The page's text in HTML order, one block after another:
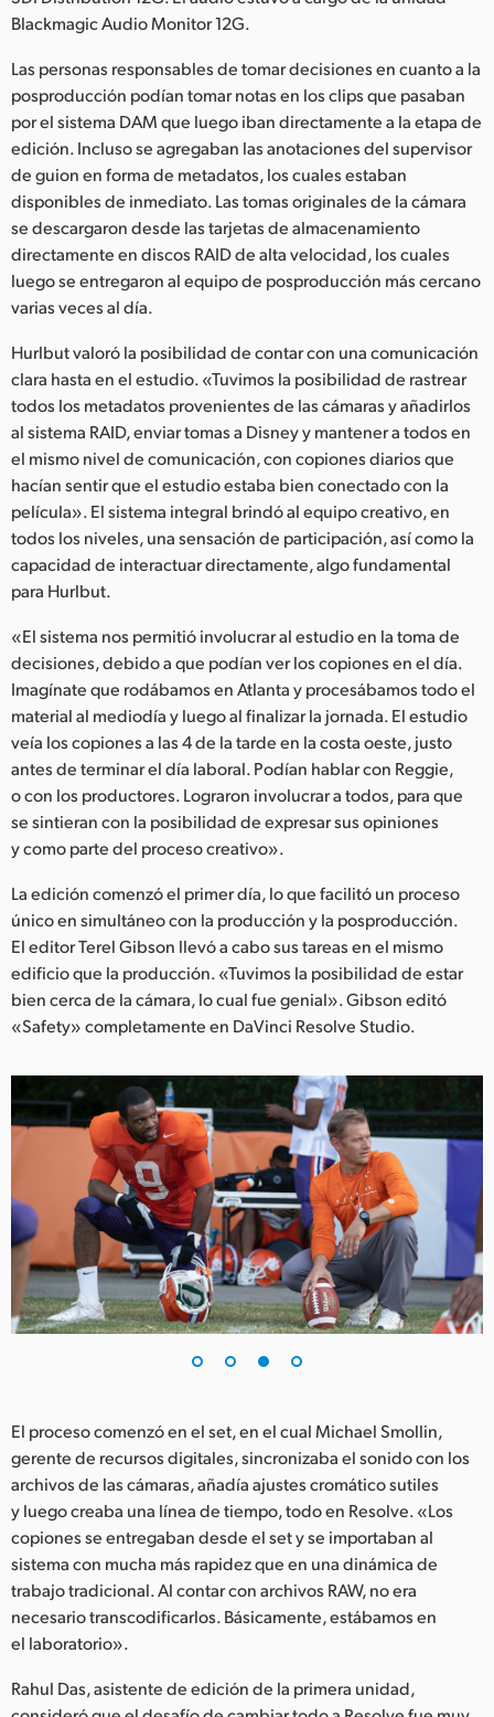
Blackmagic Audio Monitor 12G.
Las personas responsables de tomar decisiones en cuanto a la
posproducción podían tomar notas en los clips que pasaban
por el sistema DAM que luego iban directamente a la etapa de
edición. Incluso se agregaban las anotaciones del supervisor
de guion en forma de metadatos, los cuales estaban
disponibles de inmediato. Las tomas originales de la cámara
se descargaron desde las tarjetas de almacenamiento
directamente en discos RAID de alta velocidad, los cuales
luego se entregaron al equipo de posproducción más cercano
varias veces al día.
Hurlbut valoró la posibilidad de contar con una comunicación
clara hasta en el estudio. «Tuvimos la posibilidad de rastrear
todos los metadatos provenientes de las cámaras y añadirlos
al sistema RAID, enviar tomas a Disney y mantener a todos en
el mismo nivel de comunicación, con copiones diarios que
hacían sentir que el estudio estaba bien conectado con la
película». El sistema integral brindó al equipo creativo, en
todos los niveles, una sensación de participación, así como la
capacidad de interactuar directamente, algo fundamental
para Hurlbut.
«El sistema nos permitió involucrar al estudio en la toma de
decisiones, debido a que podían ver los copiones en el día.
Imagínate que rodábamos en Atlanta y procesábamos todo el
material al mediodía y luego al finalizar la jornada. El estudio
veía los copiones a las 4 de la tarde en la costa oeste, justo
antes de terminar el día laboral. Podían hablar con Reggie,
o con los productores. Lograron involucrar a todos, para que
se sintieran con la posibilidad de expresar sus opiniones
y como parte del proceso creativo».
La edición comenzó el primer día, lo que facilitó un proceso
único en simultáneo con la producción y la posproducción.
El editor Terel Gibson llevó a cabo sus tareas en el mismo
edificio que la producción. «Tuvimos la posibilidad de estar
bien cerca de la cámara, lo cual fue genial». Gibson editó
«Safety» completamente en DaVinci Resolve Studio.
El proceso comenzó en el set, en el cual Michael Smollin,
gerente de recursos digitales, sincronizaba el sonido con los
archivos de las cámaras, añadía ajustes cromático sutiles
y luego creaba una línea de tiempo, todo en Resolve. «Los
copiones se entregaban desde el set y se importaban al
sistema con mucha más rapidez que en una dinámica de
trabajo tradicional. Al contar con archivos RAW, no era
necesario transcodificarlos. Básicamente, estábamos en
el laboratorio».
Rahul Das, asistente de edición de la primera unidad,